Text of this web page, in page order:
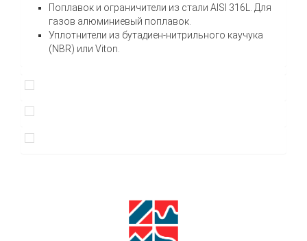
Поплавок и ограничители из стали AISI 316L. Для
газов алюминиевый поплавок.
Уплотнители из бутадиен-нитрильного каучука
(NBR) или Viton.